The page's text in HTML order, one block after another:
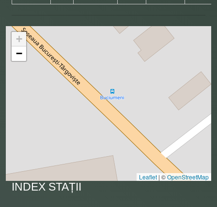
+
−
Leaflet | ©OpenStreetMap
INDEX STAȚII